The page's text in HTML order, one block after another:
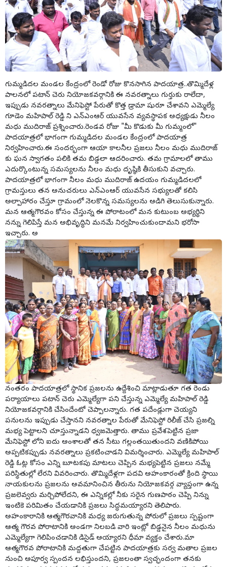
గుమ్మడిదల మండల కేంద్రంలో రెండో రోజు కొనసాగిన పాదయాత్ర..తొమ్మిదేళ్ల
పాలనలో పటాన్ చెరు నియోజకవర్గానికి ఈ నవరత్నాలు గుర్తుకు రాలేదా,
ఇప్పుడు నవరత్నాలు మేనిఫెస్టో పేరుతో కొత్త డ్రామా షురూ చేశావని ఎమ్మెల్యే
గూడెం మహిపాల్ రెడ్డి ని ఎన్ఎంఆర్ యువసేన వ్యవస్థాపక అధ్యక్షుడు నీలం
మధు ముదిరాజ్ ప్రశ్నించారు.రెండవ రోజు "మీ కొడుకు మీ గుమ్మంలో"
పాదయాత్రలో భాగంగా గుమ్మడిదల మండల కేంద్రంలో పాదయాత్ర
నిర్వహించారు.ఈ సందర్భంగా ఆయా కాలనీల ప్రజలు నీలం మధు ముదిరాజ్
కు ఘన స్వాగతం పలికి తమ బిడ్డలా ఆదరించారు. తమ గ్రామాలలో తాము
ఎదుర్కొంటున్న సమస్యలను నీలం మధు దృష్ఠికి తీసుకుని వచ్చారు.
పాదయాత్రలో భాగంగా నీలం మధు ముదిరాజ్ ఉదయం గుమ్మడిదలలో
గ్రామస్తులు తన అనుచరులు ఎన్ఎంఆర్ యువసేన సభ్యులతో కలిసి
అల్పాహారం చేస్తూ గ్రామంలో నెలకొన్న సమస్యలను అడిగి తెలుసుకున్నారు.
మన ఆత్మగౌరవం కోసం చేస్తున్న ఈ పోరాటంలో మన కుటుంబ అభ్యర్థిని
నన్ను గెలిపిస్తే మన అభివృద్ధిని మనమే నిర్వహించుకుందామని భరోసా
ఇచ్చారు. అ
నంతరం పాదయాత్రలో స్థానిక ప్రజలను ఉద్దేశించి మాట్లాడుతూ గత రెండు
పర్యాయాలు పటాన్ చెరు ఎమ్మెల్యేగా పని చేస్తున్న ఎమ్మెల్యే మహిపాల్ రెడ్డి
నియోజకవర్గానికి చేసిందేంటో చెప్పాలన్నారు. గత పదేండ్లుగా చెయ్యని
పనులను ఇప్పుడు చేస్తానని నవరత్నాల పేరుతో మేనిఫెస్టో రిలీజ్ చేసి ప్రజల్ని
మభ్య పెట్టాలని చూస్తున్నాడని ధ్వజమెత్తారు. తాము ప్రవేశపెట్టిన ప్రజా
మేనిఫెస్టో లోని ఐదు అంశాలతో తన సీటు గల్లంతయితుందని వణికిపోయి
అప్పటికప్పుడు నవరత్నాలు ప్రకటించాడని విమర్శించారు. ఎమ్మెల్యే మహిపాల్
రెడ్డి ఓట్ల కోసం ఎన్ని బూటకపు మాటలు చెప్పిన మభ్యపెట్టిన ప్రజలు నమ్మే
పరిస్థితుల్లో లేరని వివరించారు. తొమ్మిదేళ్లగా పదవి అహంకారంతో క్రింది స్థాయి
నాయకులను ప్రజలను అవమానించిన తీరును నియోజకవర్గ వ్యాప్తంగా ఉన్న
ప్రజలెవ్వరు మర్చిపోలేదని, ఈ ఎన్నికల్లో నీకు సరైన గుణపాఠం చెప్పి నిన్ను
ఇంటికె పరిమితం చేయడానికి ప్రజలు సిద్ధమయ్యారని తెలిపారు.
అహంకారానికి ఆత్మగౌరవానికి మధ్య జరుగుతున్న పోరులో ప్రజలు స్పష్టంగా
ఆత్మ గౌరవ పోరాటానికి అండగా నిలబడి వారి ఇంట్లో బిడ్డనైన నీలం మధును
ఎమ్మెల్యేగా గెలిపించడానికి డిసైడ్ అయ్యారని ధీమా వ్యక్తం చేశారు.మా
ఆత్మగౌరవ పోరాటానికి మద్దతుగా చేపట్టిన పాదయాత్రకు సర్వ మతాల ప్రజల
నుంచి అపూర్వ స్పందన లభిస్తుందని, ప్రజలంతా స్వచ్ఛందంగా తనకు